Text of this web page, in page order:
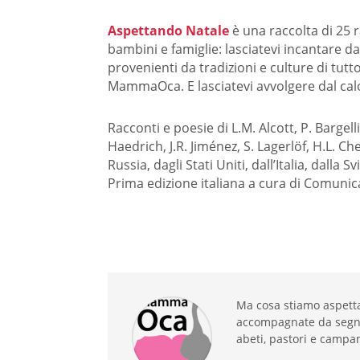
Aspettando Natale è una raccolta di 25
bambini e famiglie: lasciatevi incantare
provenienti da tradizioni e culture di
MammaOca. E lasciatevi avvolgere dal
Racconti e poesie di L.M. Alcott, P.
Haedrich, J.R. Jiménez, S. Lagerlöf, H.L.
Russia, dagli Stati Uniti, dall’Italia, dalla
Prima edizione italiana a cura di
Ma cosa stiamo
accompagnate da
abeti, pastori e